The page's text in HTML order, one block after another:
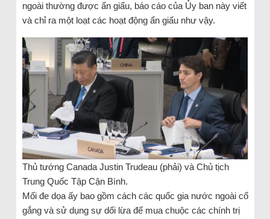
ngoài thường được ẩn giấu, báo cáo của Ủy ban này viết
và chỉ ra một loạt các hoạt động ẩn giấu như vậy.
Thủ tướng Canada Justin Trudeau (phải) và Chủ tịch
Trung Quốc Tập Cận Bình.
Mối đe dọa ấy bao gồm cách các quốc gia nước ngoài cố
gắng và sử dụng sự dối lừa để mua chuộc các chính trị